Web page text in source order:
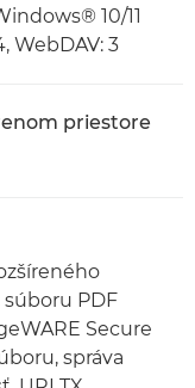
10/11
WebDAV: 3
priestore
PDF
Secure
správa